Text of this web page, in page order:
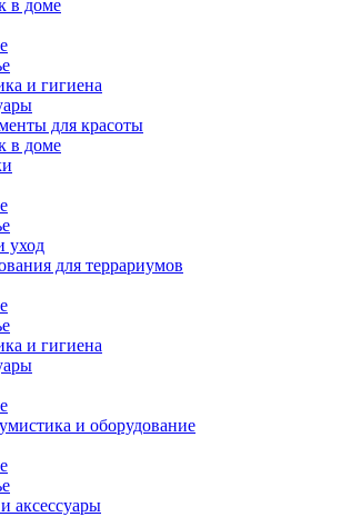
в доме
и гигиена
для красоты
в доме
уход
для террариумов
и гигиена
и оборудование
аксессуары